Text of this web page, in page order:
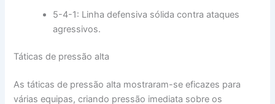
5-4-1: Linha defensiva sólida contra ataques
agressivos.
Táticas de pressão alta
As táticas de pressão alta mostraram-se eficazes para
várias equipas, criando pressão imediata sobre os